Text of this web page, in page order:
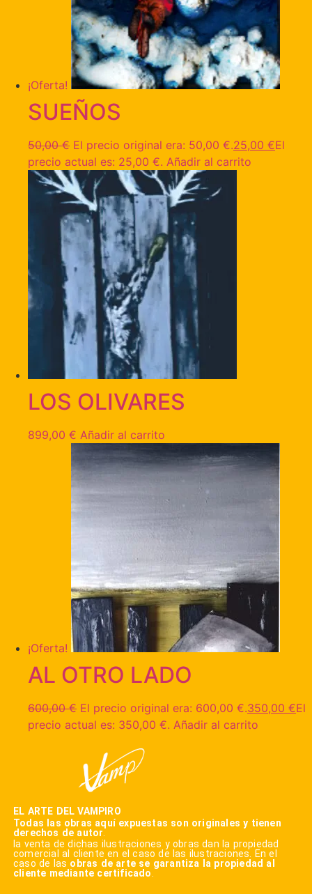
¡Oferta!
SUEÑOS
50,00€ El precio original era: 50,00 €.25,00 €El
precio actual es: 25,00 €. Añadir al carrito
LOS OLIVARES
899,00 € Añadir al carrito
¡Oferta!
AL OTRO LADO
600,00€ El precio original era: 600,00 €.350,00 €El
precio actual es: 350,00 €. Añadir al carrito
EL ARTE DEL VAMPIRO
Todas las obras aquí expuestas son originales y tienen
derechos de autor
la venta de dichas ilustraciones y obras dan la propiedad
comercial al cliente en el caso de las ilustraciones. En el
caso de las obras de arte se garantiza la propiedad al
cliente mediante certificado